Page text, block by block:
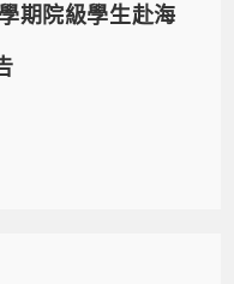
期院級學生赴海